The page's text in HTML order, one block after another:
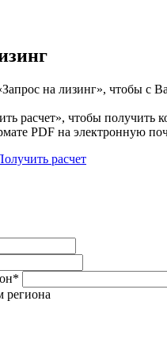
на лизинг», чтобы с
расчет», чтобы получить
PDF на электронную
расчет
*
региона